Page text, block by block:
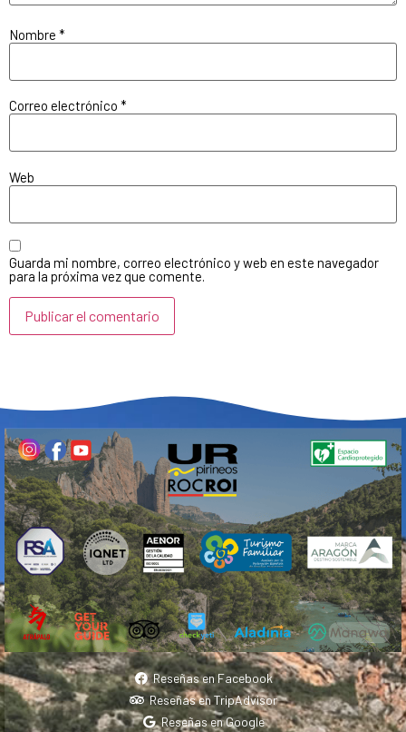
Nombre *
Correo electrónico *
Web
Guarda mi nombre, correo electrónico y web en este navegador
para la próxima vez que comente.
Reseñas en Facebook
Reseñas en TripAdvisor
Reseñas en Google